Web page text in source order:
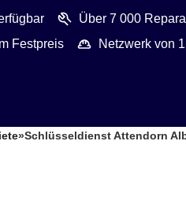
Über 7 000
Festpreis
Netzwerk von
»Schlüsseldienst Attendorn